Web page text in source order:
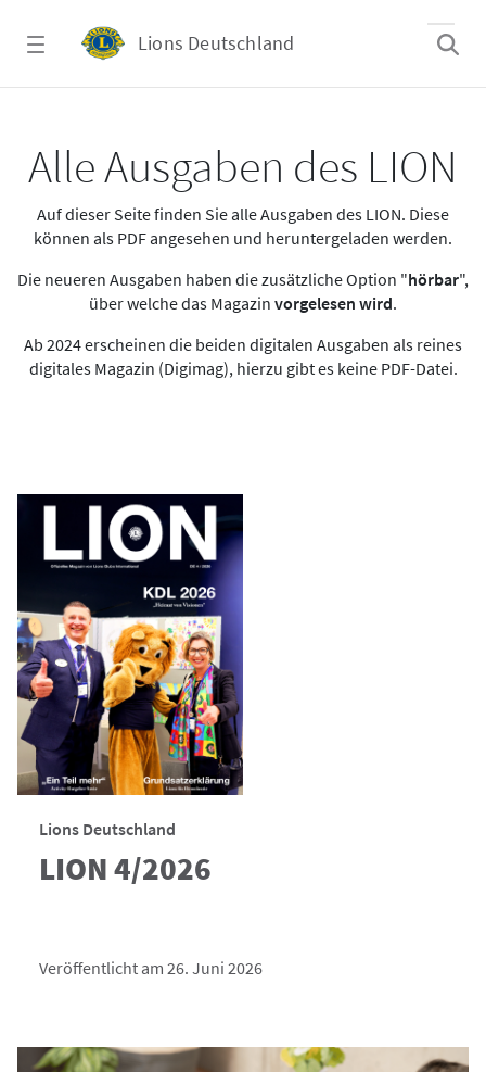
Lions Deutschland
Alle Ausgaben des LION
Auf dieser Seite finden Sie alle Ausgaben des LION. Diese
können als PDF angesehen und heruntergeladen werden.
Die neueren Ausgaben haben die zusätzliche Option "hörbar",
über welche das Magazin vorgelesen wird.
Ab 2024 erscheinen die beiden digitalen Ausgaben als reines
digitales Magazin (Digimag), hierzu gibt es keine PDF-Datei.
Lions Deutschland
LION 4/2026
Veröffentlicht am 26. Juni 2026